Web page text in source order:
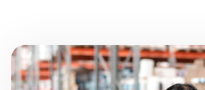
Bayar luar negeri pakai kartu
Kumpulan tips dan informasi